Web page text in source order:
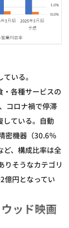
いる。
・各種サービスの
コロナ禍で停滞
している。自動
密機器（30.6％
ど、構成比率は全
りそうなカテゴリ
億円となってい
ッド映画